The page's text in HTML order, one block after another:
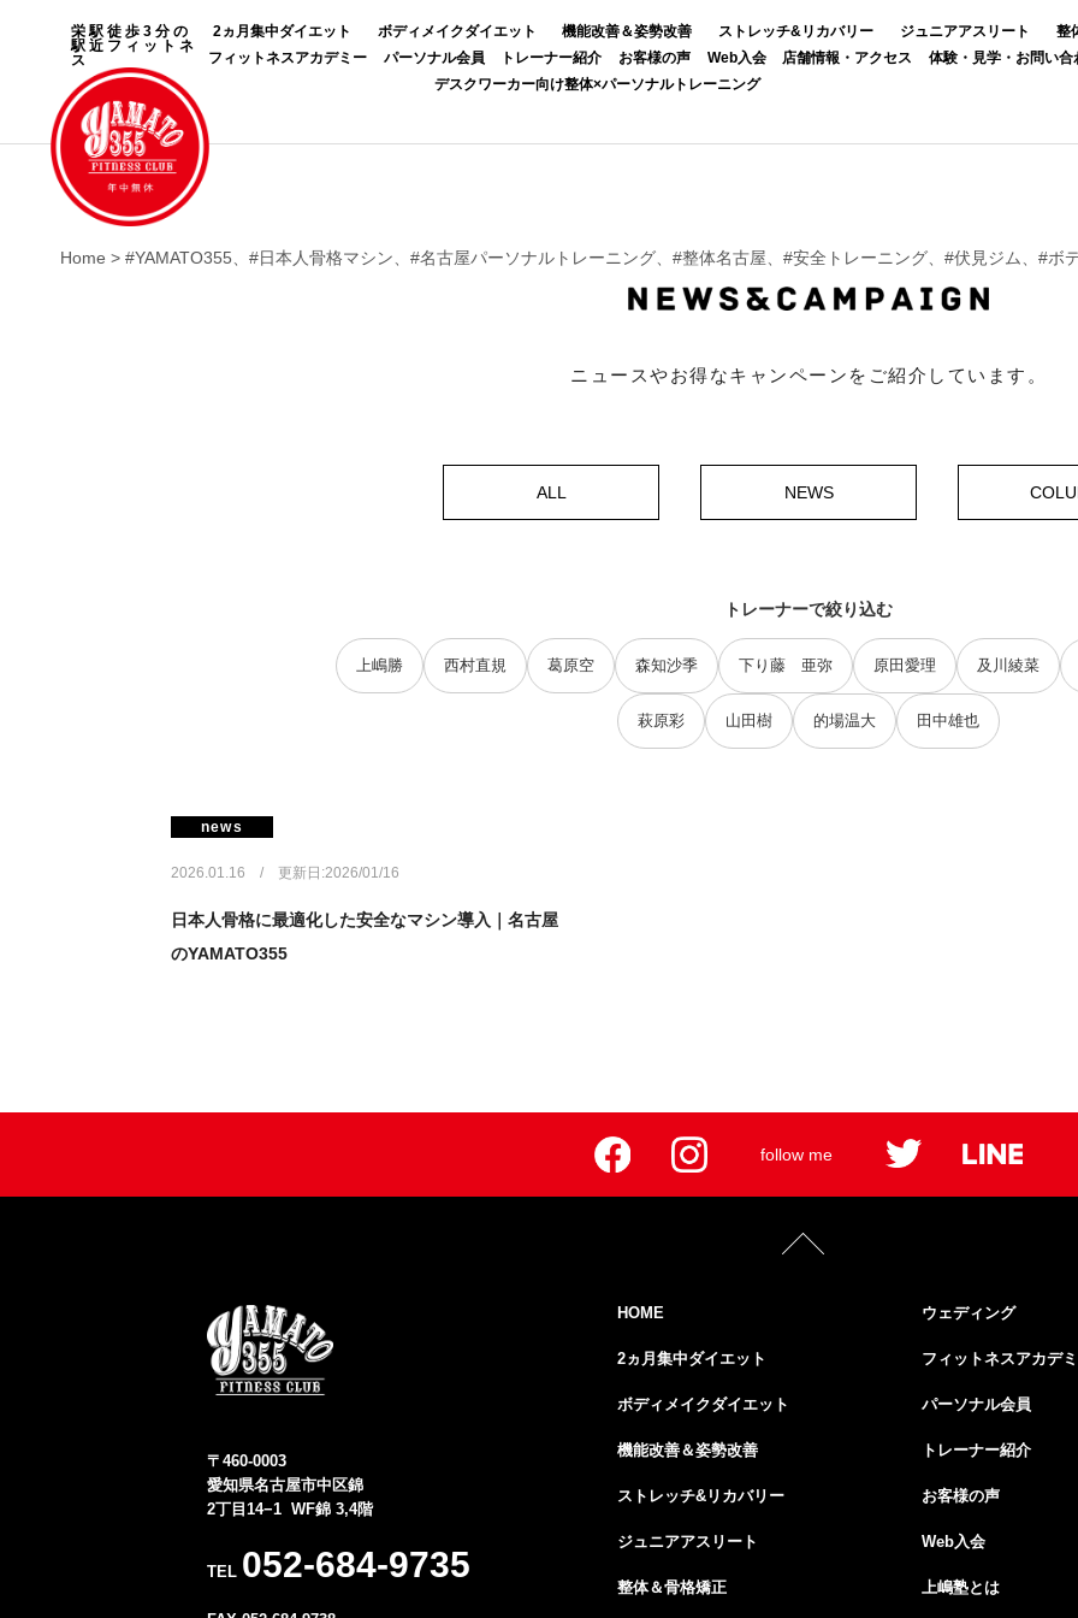
栄駅徒歩3分の
駅近フィットネ
ス
2ヵ月集中ダイエット ボディメイクダイエット 機能改善＆姿勢改善 ストレッチ&リカバリー ジュニアアスリート 整
フィットネスアカデミー
パーソナル会員 トレーナー紹介 お客様の声 Web入会 店舗情報・アクセス 体験・見学・お問い合
デスクワーカー向け整体×パーソナルトレーニング
Home > #YAMATO355、#日本人骨格マシン、#名古屋パーソナルトレーニング、#整体名古屋、#安全トレーニング、#伏見ジム、#
ニュースやお得なキャンペーンをご紹介しています。
ALL NEWS
トレーナーで絞り込む
上嶋勝 西村直規 葛原空 森知沙季 下り藤 亜弥 原田愛理 及川綾菜
萩原彩 山田樹 的場温大 田中雄也
news
2026.01.16 / 更新日:2026/01/16
日本人骨格に最適化した安全なマシン導入｜名古屋
のYAMATO355
follow me
〒460-0003
愛知県名古屋市中区錦
2丁目14−1 WF錦 3,4階
TEL 052-684-9735
HOME
2ヵ月集中ダイエット
ボディメイクダイエット
機能改善＆姿勢改善
ストレッチ&リカバリー
ジュニアアスリート
整体＆骨格矯正
ウェディング
フィットネスアカデ
パーソナル会員
トレーナー紹介
お客様の声
Web入会
上嶋塾とは